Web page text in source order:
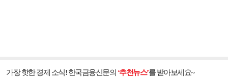
가장 핫한 경제 소식! 한국금융신문의 ‘추천뉴스’를 받아보세요~